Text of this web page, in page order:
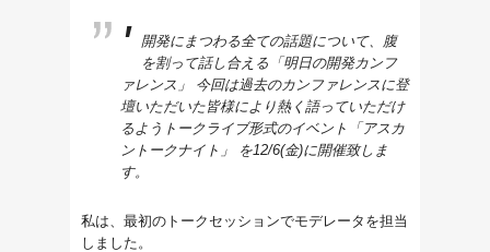
開発にまつわる全ての話題について、腹
を割って話し合える「明日の開発カンフ
ァレンス」 今回は過去のカンファレンスに登
壇いただいた皆様により熱く語っていただけ
るようトークライブ形式のイベント「アスカ
ントークナイト」 を12/6(金)に開催致しま
す。
私は、最初のトークセッションでモデレータを担当
しました。